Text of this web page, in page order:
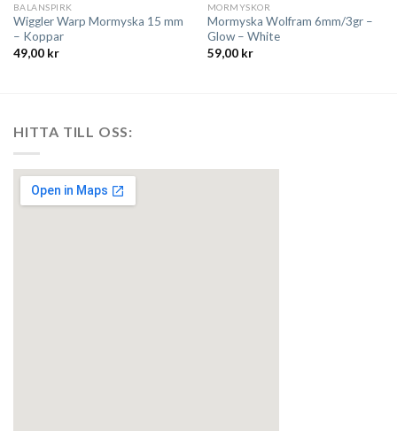
BALANSPIRK
Wiggler Warp Mormyska 15 mm
– Koppar
49,00 kr
MORMYSKOR
Mormyska Wolfram 6mm/3gr –
Glow – White
59,00 kr
HITTA TILL OSS: